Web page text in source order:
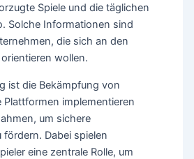
Spiele und die täglichen
Solche Informationen sind
die sich an den
wollen.
ist die Bekämpfung von
Plattformen implementieren
um sichere
Dabei spielen
eine zentrale Rolle, um